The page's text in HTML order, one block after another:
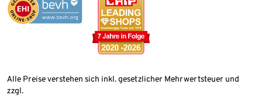
Alle Preise verstehen sich inkl. gesetzlicher Mehrwertsteuer und
zzgl.